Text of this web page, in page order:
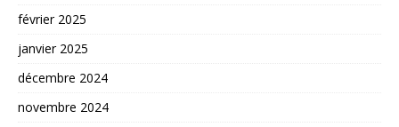
février 2025
janvier 2025
décembre 2024
novembre 2024